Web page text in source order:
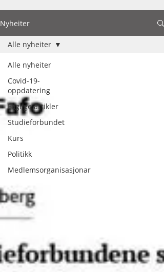
Nyheiter
Alle nyheiter
Covid-19-
oppdatering
Faglige artikler
Studieforbundet
Kurs
Politikk
Medlemsorganisasjonar
Alle nyheiter